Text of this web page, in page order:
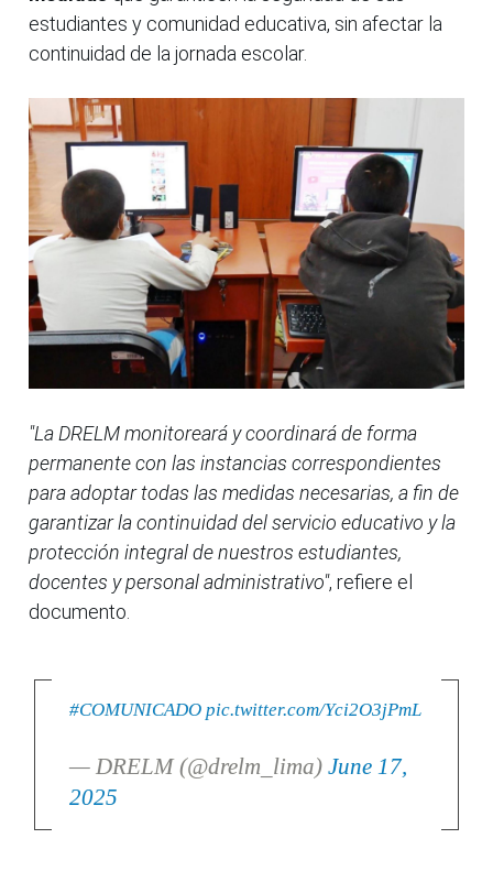
estudiantes y comunidad educativa, sin afectar la
continuidad de la jornada escolar.
"La DRELM monitoreará y coordinará de forma
permanente con las instancias correspondientes
para adoptar todas las medidas necesarias, a fin de
garantizar la continuidad del servicio educativo y la
protección integral de nuestros estudiantes,
docentes y personal administrativo", refiere el
documento.
#COMUNICADO pic.twitter.com/Yci2O3jPmL
— DRELM (@drelm_lima) June 17,
2025